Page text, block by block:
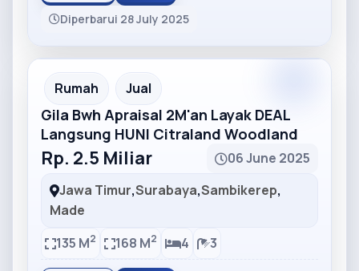
Diperbarui 28 July 2025
Partner Ad
Rumah Jual
Gila Bwh Apraisal 2M'an Layak DEAL
Langsung HUNI Citraland Woodland
Rp. 2.5 Miliar
06 June 2025
Jawa Timur,Surabaya,Sambikerep,
Made
135 M2 168 M2 4 3